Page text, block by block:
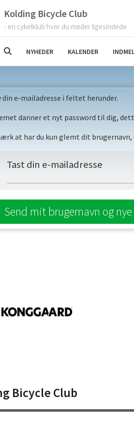
Kolding Bicycle Club
- en cykelklub hvor du møder ligesindede
NYHEDER KALENDER
din e-mailadresse i feltet herunder.
danner et nyt password til dig,
at har du kun glemt dit
Tast din e-mailadresse
Send mit brugernavn og
Bicycle Club